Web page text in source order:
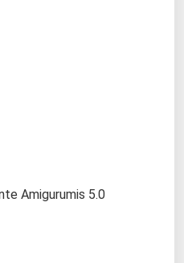
Amigurumis 5.0